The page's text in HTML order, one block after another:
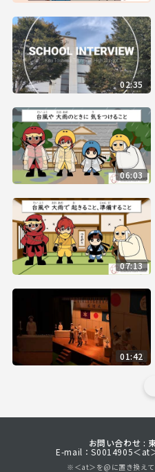
02:35
06:03
07:13
01:42
お問い合わせ :
E-mail：S0014905＜
※＜at＞を@に置き換えて